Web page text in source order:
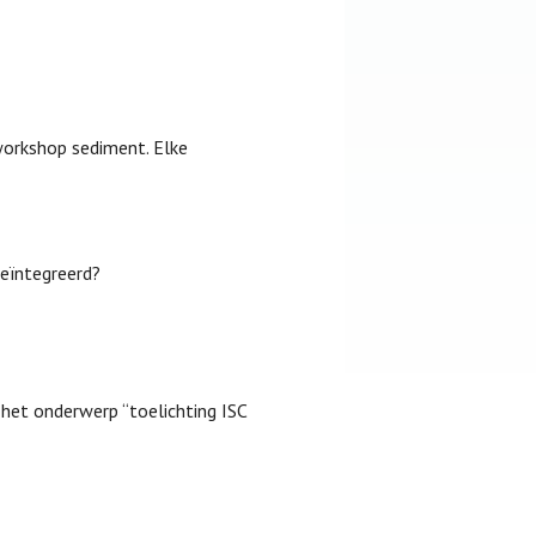
sediment. Elke
onderwerp “toelichting ISC